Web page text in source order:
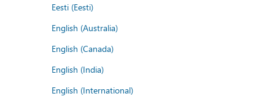
Eesti (Eesti)
English (Australia)
English (Canada)
English (India)
English (International)